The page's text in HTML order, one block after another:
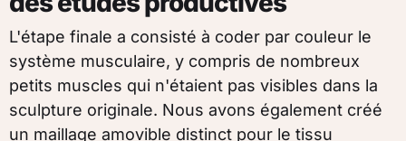
L'étape finale a consisté à coder par couleur le
système musculaire, y compris de nombreux
petits muscles qui n'étaient pas visibles dans la
sculpture originale. Nous avons également créé
un maillage amovible distinct pour le tissu